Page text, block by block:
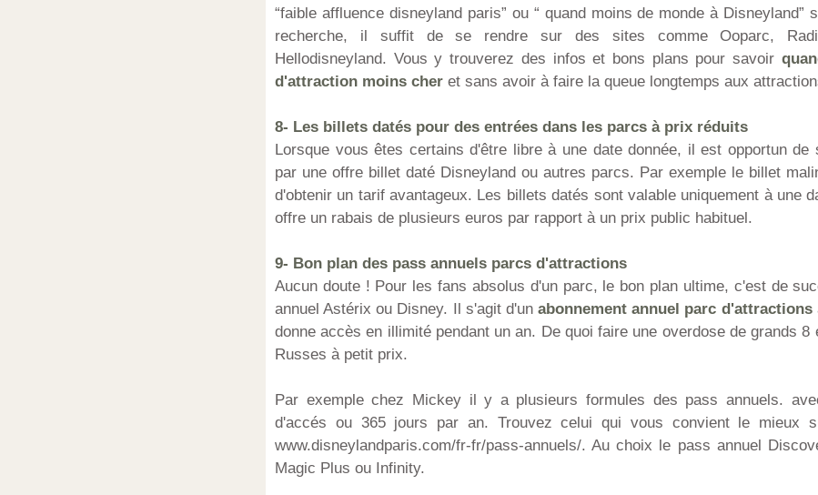
“faible affluence disneyland paris” ou “ quand moins de monde à Disneyland”
recherche, il suffit de se rendre sur des sites comme Ooparc,
Hellodisneyland. Vous y trouverez des infos et bons plans pour savoir
d'attraction moins cher et sans avoir à faire la queue longtemps aux
8- Les billets datés pour des entrées dans les parcs à prix réduits
Lorsque vous êtes certains d'être libre à une date donnée, il est opportun de
par une offre billet daté Disneyland ou autres parcs. Par exemple le billet
d'obtenir un tarif avantageux. Les billets datés sont valable uniquement à une
offre un rabais de plusieurs euros par rapport à un prix public habituel.
9- Bon plan des pass annuels parcs d'attractions
Aucun doute ! Pour les fans absolus d'un parc, le bon plan ultime, c'est de
annuel Astérix ou Disney. Il s'agit d'unabonnement annuel parc d'attractions
donne accès en illimité pendant un an. De quoi faire une overdose de grands 8
Russes à petit prix.
Par exemple chez Mickey il y a plusieurs formules des pass annuels.
d'accés ou 365 jours par an. Trouvez celui qui vous convient le mieux
www.disneylandparis.com/fr-fr/pass-annuels/. Au choix le pass annuel
Magic Plus ou Infinity.